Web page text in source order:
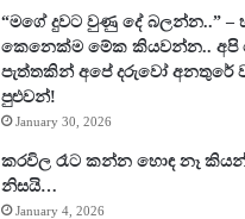
“මගේ දුවට වුණු දේ බලන්න..” –
කෙනෙක්ම මේක කියවන්න.. අපි
පැත්තකින් අපේ දරුවෝ අනතුරේ
පුළුවන්!
January 30, 2026
කරවිල රෑට කන්න හොඳ නෑ
නිසයි…
January 4, 2026